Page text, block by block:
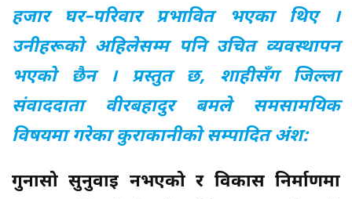
हजार घर–परिवार प्रभावित भएका थिए ।
उनीहरूको अहिलेसम्म पनि उचित व्यवस्थापन
भएको छैन । प्रस्तुत छ, शाहीसँग जिल्ला
संवाददाता वीरबहादुर बमले समसामयिक
विषयमा गरेका कुराकानीको सम्पादित अंश:
गुनासो सुनुवाइ नभएको र विकास निर्माणमा